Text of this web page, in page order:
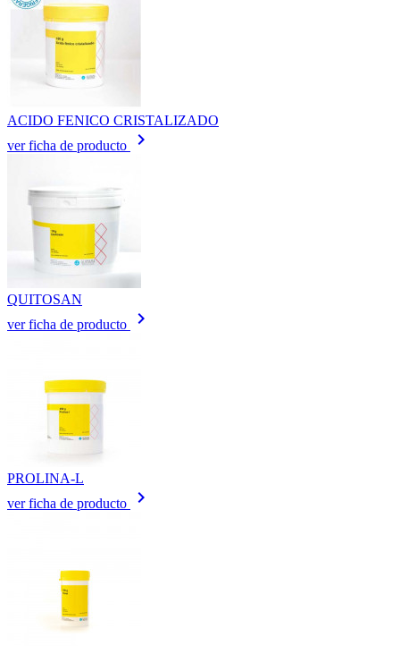
ACIDO FENICO CRISTALIZADO
ver ficha de producto
keyboard_arrow_right
QUITOSAN
ver ficha de producto
keyboard_arrow_right
PROLINA-L
ver ficha de producto
keyboard_arrow_right